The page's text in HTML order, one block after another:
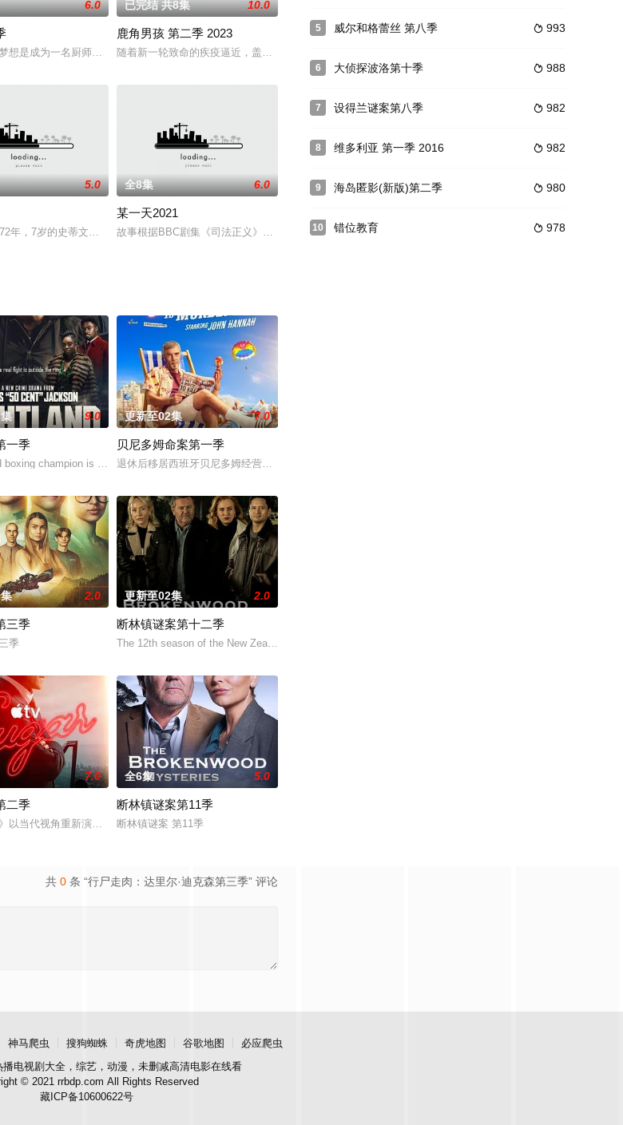
笑的是他接受采访的腔调居然延续了剧中角色的风格：“他（麦克莱恩）跑
部星际旅行系列电视剧. 由Rick Berman, Michael Piller
6.0
想是成为一名厨师。离开家乡沃罗涅日之后便来到了莫斯科一家名人开的豪华餐厅工作。餐厅厨房是大厨维克多统治的天下。在这里
已完结 共8集 10.0
鹿角男孩 第二季 2023
随着新一轮致命的疾疫逼近，盖斯（克里斯蒂安·康佛瑞饰）和混种人同伴们被艾伯特将军（尼尔·桑迪兰兹饰
），总收视人数为580万(仅次于《小谢尔顿》)，成为了CBS收视率
痕累累的故事。“闪电”李默里从伦敦南部的卑鄙街道一路斗殴到 UFC，然后差点干掉了历史上最大的银行抢劫案
5.0
年，7岁的史蒂文在加利福尼亚的默塞德失踪了。7年后，他回来后，媒体开始热炒他的故事。但他的故事并非是一部好莱坞电影。
全8集 6.0
某一天2021
故事根据BBC剧集《司法正义》改编，讲述两个男人围绕一个女人被杀事件展开激烈斗争。金秀贤饰演一名
foto en el set de maquill
9.0
一季
boxing champion is released from prison and returns to London t
更新至02集 7.0
贝尼多姆命案第一季
退休后移居西班牙贝尼多姆经营酒吧的英国前刑警，原以为能过上平静生活。然而，当地接连发生游客离奇
庭剧，讲述那些抚养他的人、以及他年少时期认识的人的故事。该剧发生在90年
2.0
三季
季
更新至02集 2.0
断林镇谜案第十二季
The 12th season of the New Zealand drama series “The Brokenwood Mysterie” w
设备，意外导致了多元宇宙的世界末日，他必须与女友Denise、地质学家
，但记忆却已丧失，而地堡正从叛乱中恢复，并面临着新的危险威胁。过去，记者Helen
7.0
二季
》以当代视角重新演绎了文学、电影和电视史上最受欢迎且意义重大的题材之一——私家侦探故事。第二季迎来洛杉矶标志性私家侦探兼
全6集 5.0
断林镇谜案第11季
断林镇谜案 第11季
共 0 条 “行尸走肉：达里尔·迪克森第三季” 评论
5  993
威尔和格蕾丝 第八季
6  988
大侦探波洛第十季
7  982
设得兰谜案第八季
8  982
维多利亚 第一季 2016
9  980
海岛匿影(新版)第二季
10  978
错位教育
神马爬虫 搜狗蜘蛛 奇虎地图 谷歌地图
必应爬虫
播电视剧大全，综艺，动漫，未删减高清电影在线看
© 2021 rrbdp.com All Rights Reserved
藏ICP备10600622号